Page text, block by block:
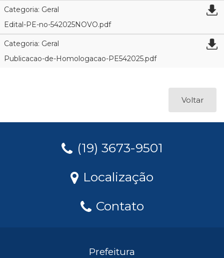
Categoria: Geral
Edital-PE-no-542025NOVO.pdf
Categoria: Geral
Publicacao-de-Homologacao-PE542025.pdf
Voltar
(19) 3673-9501
Localização
Contato
Prefeitura